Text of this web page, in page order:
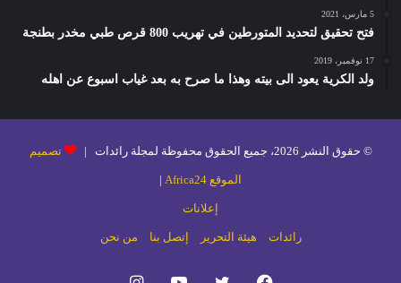
5 مارس، 2021
فتح تحقيق لتحديد المتورطين في تهريب 800 قرص طبي مخدر بطنجة
17 نوفمبر، 2019
ولد الكرية يعود الى بيته وهذا ما صرح به بعد غياب اسبوع عن اهله
© حقوق النشر 2026، جميع الحقوق محفوظة لمجلة رائدات | تصميم
الموقع Africa24 |
إعلانات
رائدات هيئة التحرير إتصل بنا من نحن